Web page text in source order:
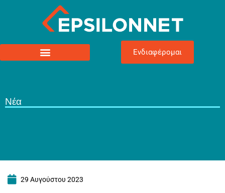
Ενδιαφέρομαι
Νέα
29 Αυγούστου 2023